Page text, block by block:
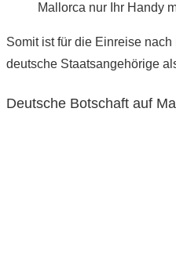
Mallorca nur Ihr Handy
Somit ist für die Einreise
deutsche Staatsangehörige
Deutsche Botschaft auf